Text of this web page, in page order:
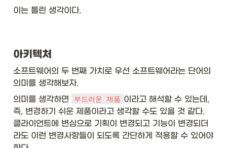
이는 틀린 생각이다.
아키텍처
소프트웨어의 두 번째 가치로 우선 소프트웨어라는 단어의
의미를 생각해보자.
의미를 생각하면
부드러운 제품 이라고 해석할 수 있는데,
즉, 변경하기 쉬운 제품이라고 생각할 수도 있을 것 같다.
클라이언트에 변심으로 기획이 변경되고 기능이 변경되더
라도 이런 변경사항들이 되도록 간단하게 적용할 수 있어야